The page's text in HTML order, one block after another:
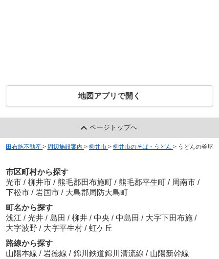
地図アプリで開く
ページトップへ
田布施不動産 > 周辺施設案内 > 柳井市 > 柳井市のそば・うどん > うどんの釜屋
市区町村から探す
光市 / 柳井市 / 熊毛郡田布施町 / 熊毛郡平生町 / 周南市 /
下松市 / 岩国市 / 大島郡周防大島町
町名から探す
浅江 / 光井 / 島田 / 柳井 / 中央 / 中島田 / 大字下田布施 /
大字波野 / 大字平生村 / 虹ケ丘
路線から探す
山陽本線 / 岩徳線 / 錦川鉄道錦川清流線 / 山陽新幹線